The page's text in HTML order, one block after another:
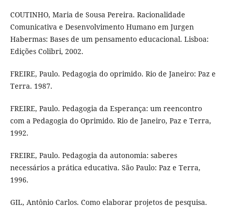
COUTINHO, Maria de Sousa Pereira. Racionalidade
Comunicativa e Desenvolvimento Humano em Jurgen
Habermas: Bases de um pensamento educacional. Lisboa:
Edições Colibri, 2002.
FREIRE, Paulo. Pedagogia do oprimido. Rio de Janeiro: Paz e
Terra. 1987.
FREIRE, Paulo. Pedagogia da Esperança: um reencontro
com a Pedagogia do Oprimido. Rio de Janeiro, Paz e Terra,
1992.
FREIRE, Paulo. Pedagogia da autonomia: saberes
necessários a prática educativa. São Paulo: Paz e Terra,
1996.
GIL, Antônio Carlos. Como elaborar projetos de pesquisa.